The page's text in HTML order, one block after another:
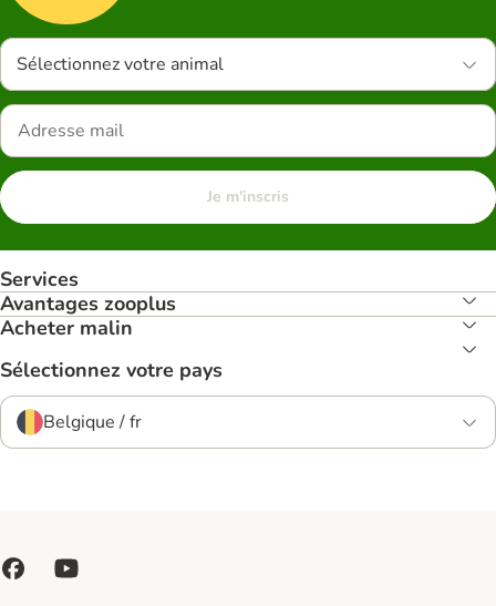
Sélectionnez votre animal
Je m'inscris
Services
Avantages zooplus
Acheter malin
Sélectionnez votre pays
Belgique / fr